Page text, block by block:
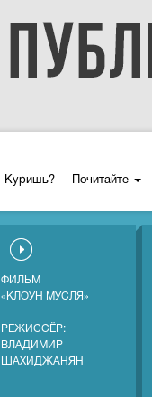
Куришь? Почитайте
ФИЛЬМ
«КЛОУН МУСЛЯ»
РЕЖИССЁР:
ВЛАДИМИР
ШАХИДЖАНЯН